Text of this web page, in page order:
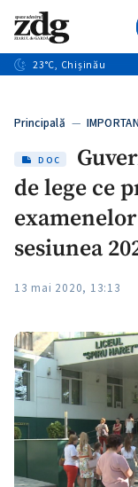
+13
Caută
23°C, Chișinău
Principală —
DOC
de lege ce
sesiunea
13 mai 2020, 13:13